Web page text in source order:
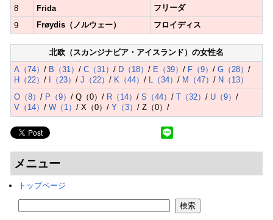
メニュー
トップページ
8
Frida
フリーダ
9
Frøydis（ノルウェー） フロイディス
北欧（スカンジナビア・アイスランド）の女性名
A（74） / B（31） / C（31） / D（18） / E（39） / F（9） / G（28） /
H（22） / I（23） / J（22） / K（44） / L（34） / M（47） / N（13）
O（8） / P（9） / Q（0）/ R（14） / S（44） / T（32） / U（9） /
V（14） / W（1） / X（0）/ Y（3） / Z（0）/